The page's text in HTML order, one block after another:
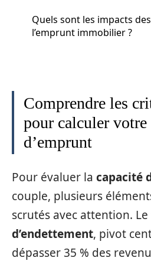
Quels sont les impacts
l’emprunt immobilier ?
Comprendre les
pour calculer votre
d’emprunt
Pour évaluer la capacité
couple, plusieurs
scrutés avec attention. Le
d’endettement, pivot
dépasser 35 % des